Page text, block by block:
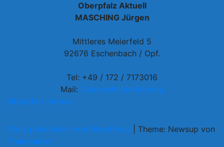
Oberpfalz Aktuell
MASCHING Jürgen
Mittleres Meierfeld 5
92676 Eschenbach / Opf.
Tel: +49 / 172 / 7173016
Mail: Datenschutzerklärung
Oberpfalz-Aktuell
Stolz präsentiert von WordPress
Theme: Newsup von
Themeansar